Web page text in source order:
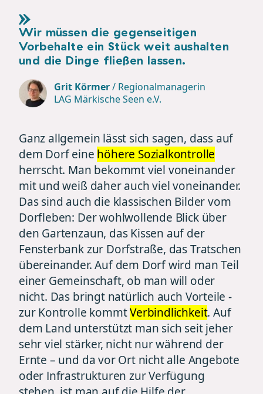
Wir müssen die gegenseitigen
Vorbehalte ein Stück weit aushalten
und die Dinge fließen lassen.
Grit Körmer/ Regionalmanagerin
LAG Märkische Seen e.V.
Ganz allgemein lässt sich sagen, dass auf
dem Dorf eine höhere Sozialkontrolle
herrscht. Man bekommt viel voneinander
mit und weiß daher auch viel voneinander.
Das sind auch die klassischen Bilder vom
Dorfleben: Der wohlwollende Blick über
den Gartenzaun, das Kissen auf der
Fensterbank zur Dorfstraße, das Tratschen
übereinander. Auf dem Dorf wird man Teil
einer Gemeinschaft, ob man will oder
nicht. Das bringt natürlich auch Vorteile -
zur Kontrolle kommtVerbindlichkeit. Auf
dem Land unterstützt man sich seit jeher
sehr viel stärker, nicht nur während der
Ernte – und da vor Ort nicht alle Angebote
oder Infrastrukturen zur Verfügung